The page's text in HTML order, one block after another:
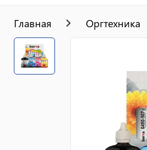
Главная Оргтехника